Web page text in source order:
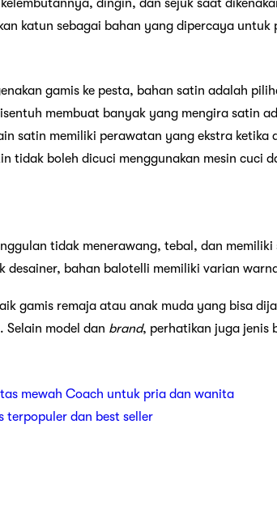
dingin, dan sejuk saat
katun sebagai bahan yang dipercaya
gamis ke pesta, bahan satin adalah
membuat banyak yang mengira satin
satin memiliki perawatan yang ekstra
tidak boleh dicuci menggunakan mesin cuci
tidak menerawang, tebal, dan
desainer, bahan balotelli memiliki varian
gamis remaja atau anak muda yang bisa
Selain model dan brand, perhatikan juga jenis
mewah Coach untuk pria dan wanita
terpopuler dan best seller